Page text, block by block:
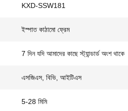
KXD-SSW181
ইস্পাত কাঠামো ফ্রেম
7 দিন যদি আমাদের কাছে স্ট্যান্ডার্ড অংশ থাকে
এসজিএস, বিভি, আইটিএস
5-28 মিমি